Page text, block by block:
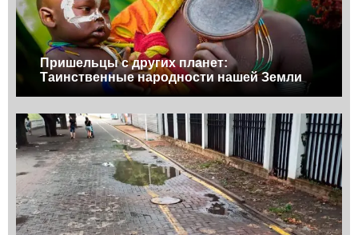
Пришельцы с других планет:
Таинственные народности нашей Земли